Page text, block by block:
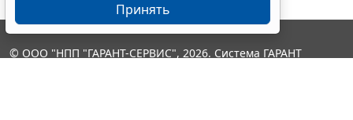
Принять
© ООО "НПП "ГАРАНТ-СЕРВИС", 2026. Система ГАРАНТ